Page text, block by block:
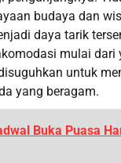
budaya dan
daya tarik
mulai dari
untuk
yang beragam.
Buka Puasa